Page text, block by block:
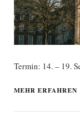
Termin: 14. – 19.
MEHR ERFAHREN